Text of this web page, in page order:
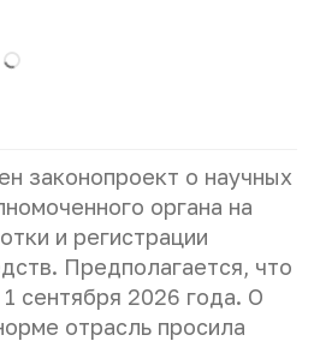
законопроект о научных
органа на
и регистрации
Предполагается, что
сентября 2026 года. О
отрасль просила